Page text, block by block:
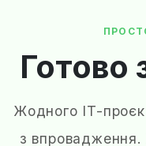
Готово
Жодного IT-
з